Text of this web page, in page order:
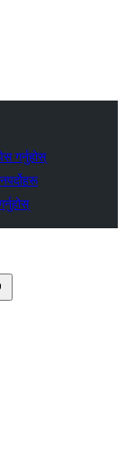
गर्नुहोस्